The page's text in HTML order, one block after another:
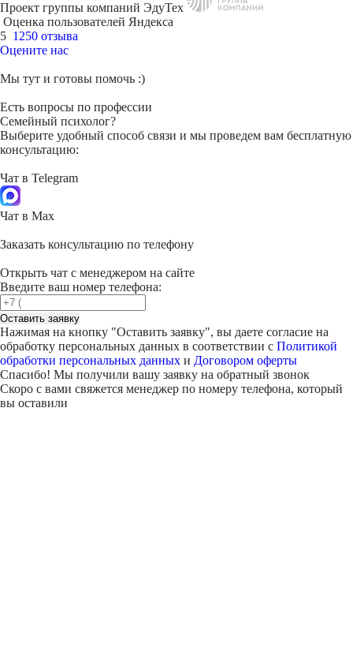
Проект группы компаний ЭдуТех
Оценка пользователей Яндекса
5 1250 отзыва
Оцените нас
Мы тут и готовы помочь :)
Есть вопросы по профессии
Семейный психолог?
Выберите удобный способ связи и мы проведем вам бесплатную
консультацию:
Чат в Telegram
Чат в Max
Заказать консультацию по телефону
Открыть чат с менеджером на сайте
Введите ваш номер телефона:
Оставить заявку
Нажимая на кнопку "Оставить заявку", вы даете согласие на
обработку персональных данных в соответствии с Политикой
обработки персональных данных и Договором оферты
Спасибо! Мы получили вашу заявку на обратный звонок
Скоро с вами свяжется менеджер по номеру телефона, который
вы оставили